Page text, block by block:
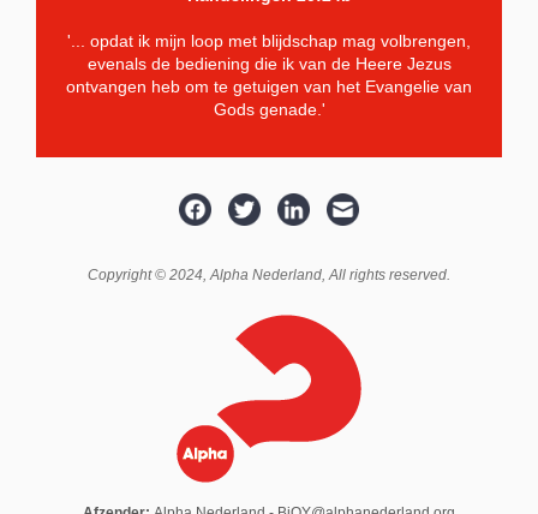
'... opdat ik mijn loop met blijdschap mag volbrengen,
evenals de bediening die ik van de Heere Jezus
ontvangen heb om te getuigen van het Evangelie van
Gods genade.'
Copyright © 2024,Alpha Nederland, All rights reserved.